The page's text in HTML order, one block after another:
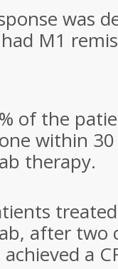
was
M1
of the
within
therapy.
after two
a